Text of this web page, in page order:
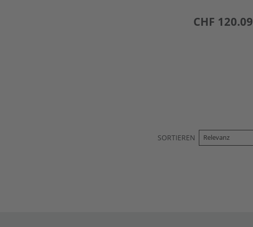
preis
CHF 120.09
SORTIEREN